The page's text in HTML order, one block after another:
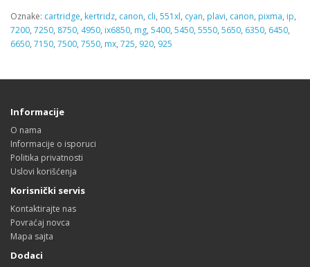
Oznake: cartridge, kertridz, canon, cli, 551xl, cyan, plavi, canon, pixma, ip,
7200, 7250, 8750, 4950, ix6850, mg, 5400, 5450, 5550, 5650, 6350, 6450,
6650, 7150, 7500, 7550, mx, 725, 920, 925
Informacije
O nama
Informacije o isporuci
Politika privatnosti
Uslovi korišćenja
Korisnički servis
Kontaktirajte nas
Povraćaj novca
Mapa sajta
Dodaci